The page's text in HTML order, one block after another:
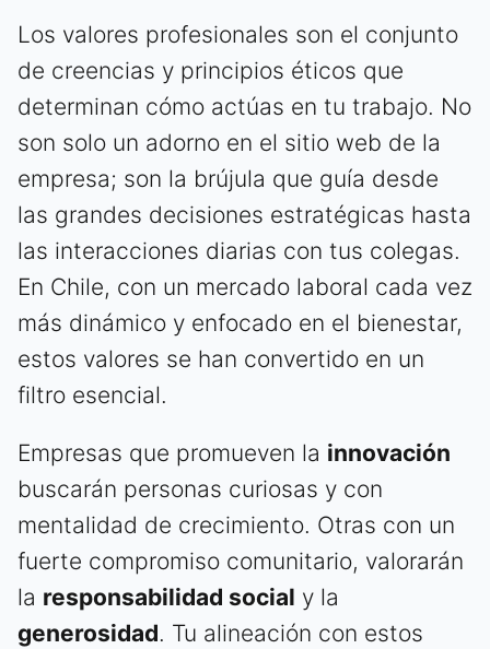
Los valores profesionales son el conjunto
de creencias y principios éticos que
determinan cómo actúas en tu trabajo. No
son solo un adorno en el sitio web de la
empresa; son la brújula que guía desde
las grandes decisiones estratégicas hasta
las interacciones diarias con tus colegas.
En Chile, con un mercado laboral cada vez
más dinámico y enfocado en el bienestar,
estos valores se han convertido en un
filtro esencial.
Empresas que promueven la innovación
buscarán personas curiosas y con
mentalidad de crecimiento. Otras con un
fuerte compromiso comunitario, valorarán
la responsabilidad social y la
generosidad. Tu alineación con estos